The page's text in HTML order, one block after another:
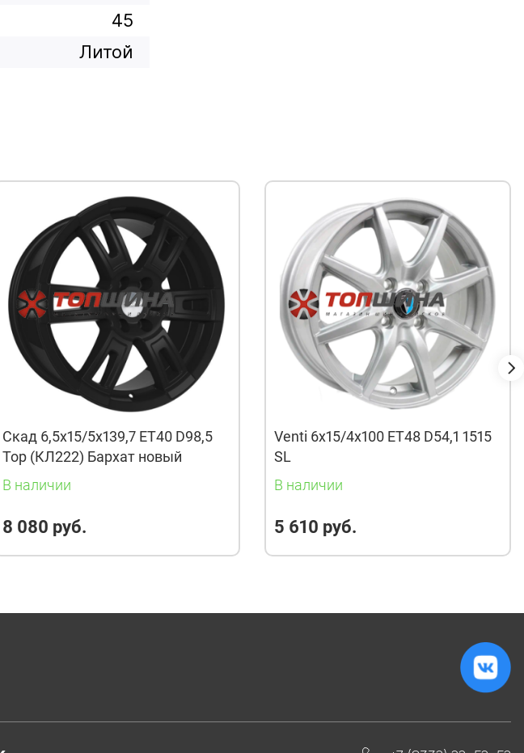
45
Литой
Скад 6,5x15/5x139,7 ET40 D98,5
Тор (КЛ222) Бархат новый
В наличии
8 080 руб.
Venti 6x15/4x100 ET48 D54,1 1515
SL
В наличии
5 610 руб.